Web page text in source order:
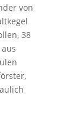
von
38